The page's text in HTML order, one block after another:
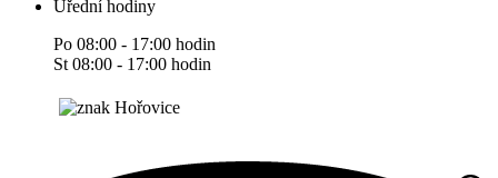
Úřední hodiny
Po 08:00 - 17:00 hodin
St 08:00 - 17:00 hodin